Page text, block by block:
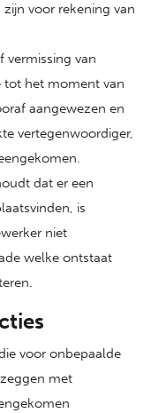
voor rekening van
vermissing van
tot het moment van
aangewezen en
vertegenwoordiger,
dat er een
is
niet
welke ontstaat
voor onbepaalde
met